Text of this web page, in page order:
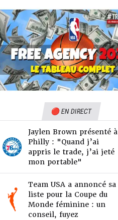
🔴 EN DIRECT
Jaylen Brown présenté à
Philly : "Quand j’ai
appris le trade, j’ai jeté
mon portable"
Team USA a annoncé sa
liste pour la Coupe du
Monde féminine : un
conseil, fuyez